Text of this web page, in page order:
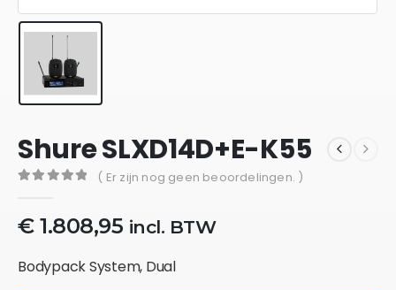
Shure SLXD14D+E-K55
( Er zijn nog geen beoordelingen. )
€1.808,95 incl. BTW
Bodypack System, Dual